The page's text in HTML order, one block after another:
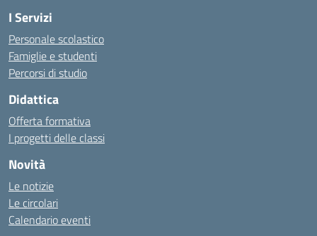
I Servizi
Personale scolastico
Famiglie e studenti
Percorsi di studio
Didattica
Offerta formativa
I progetti delle classi
Novità
Le notizie
Le circolari
Calendario eventi